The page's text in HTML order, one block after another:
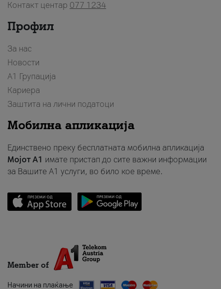
Контакт центар 077 1234
Профил
За нас
Новости
А1 Групација
Кариера
Заштита на лични податоци
Мобилна апликација
Единствено преку бесплатната мобилна апликација
Мојот A1 имате пристап до сите важни информации
за Вашите A1 услуги, во било кое време.
Member of
Начини на плаќање